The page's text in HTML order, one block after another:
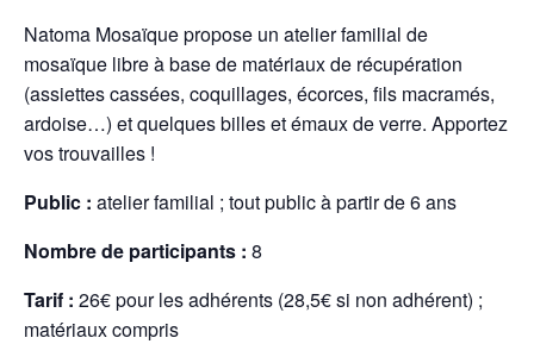
Natoma Mosaïque propose un atelier familial de
mosaïque libre à base de matériaux de récupération
(assiettes cassées, coquillages, écorces, fils macramés,
ardoise…) et quelques billes et émaux de verre. Apportez
vos trouvailles !
Public : atelier familial ; tout public à partir de 6 ans
Nombre de participants : 8
Tarif : 26€ pour les adhérents (28,5€ si non adhérent) ;
matériaux compris